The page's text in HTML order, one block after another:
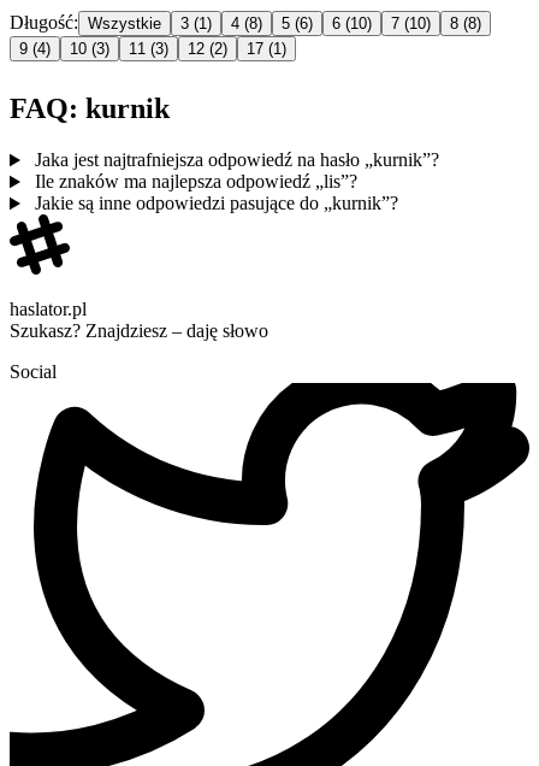
Długość: Wszystkie 3 (1) 4 (8) 5 (6) 6 (10) 7 (10) 8 (8)
9 (4) 10 (3) 11 (3) 12 (2) 17 (1)
FAQ: kurnik
Jaka jest najtrafniejsza odpowiedź na hasło „kurnik”?
Ile znaków ma najlepsza odpowiedź „lis”?
Jakie są inne odpowiedzi pasujące do „kurnik”?
haslator.pl
Szukasz? Znajdziesz – daję słowo
Social